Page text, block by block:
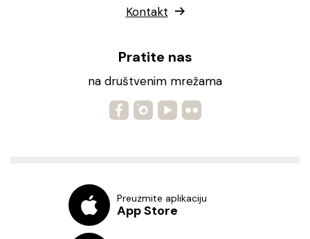
Kontakt
Pratite nas
na društvenim mrežama
Preuzmite aplikaciju
App Store